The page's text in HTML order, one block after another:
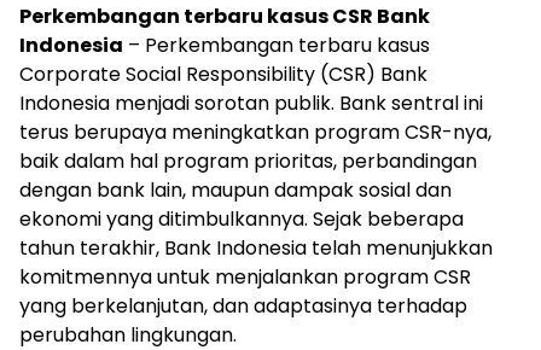
Perkembangan terbaru kasus CSR Bank
Indonesia – Perkembangan terbaru kasus
Corporate Social Responsibility (CSR) Bank
Indonesia menjadi sorotan publik. Bank sentral ini
terus berupaya meningkatkan program CSR-nya,
baik dalam hal program prioritas, perbandingan
dengan bank lain, maupun dampak sosial dan
ekonomi yang ditimbulkannya. Sejak beberapa
tahun terakhir, Bank Indonesia telah menunjukkan
komitmennya untuk menjalankan program CSR
yang berkelanjutan, dan adaptasinya terhadap
perubahan lingkungan.